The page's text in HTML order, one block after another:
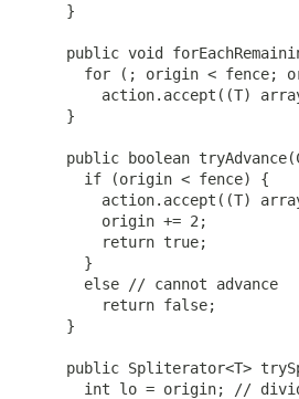
     }
public void
for (; origin < fence;
action.accept((T)
     }
public boolean
       if (origin < fence) {
action.accept((T)
         origin += 2;
         return true;
       }
       else // cannot advance
         return false;
     }
public Spliterator<T>
int lo = origin; //